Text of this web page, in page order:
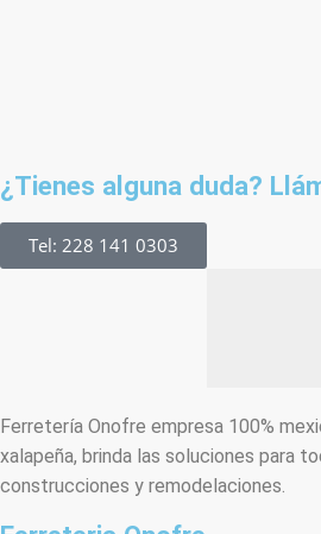
¿Tienes alguna duda?
Tel: 228 141 0303
Ferretería Onofre empresa 100%
xalapeña, brinda las soluciones para
construcciones y remodelaciones.